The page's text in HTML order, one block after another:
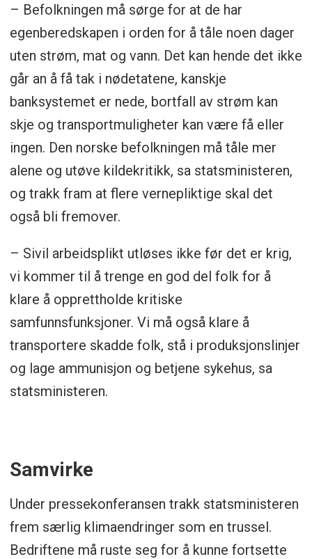
– Befolkningen må sørge for at de har
egenberedskapen i orden for å tåle noen dager
uten strøm, mat og vann. Det kan hende det ikke
går an å få tak i nødetatene, kanskje
banksystemet er nede, bortfall av strøm kan
skje og transportmuligheter kan være få eller
ingen. Den norske befolkningen må tåle mer
alene og utøve kildekritikk, sa statsministeren,
og trakk fram at flere vernepliktige skal det
også bli fremover.
– Sivil arbeidsplikt utløses ikke før det er krig,
vi kommer til å trenge en god del folk for å
klare å opprettholde kritiske
samfunnsfunksjoner. Vi må også klare å
transportere skadde folk, stå i produksjonslinjer
og lage ammunisjon og betjene sykehus, sa
statsministeren.
Samvirke
Under pressekonferansen trakk statsministeren
frem særlig klimaendringer som en trussel.
Bedriftene må ruste seg for å kunne fortsette